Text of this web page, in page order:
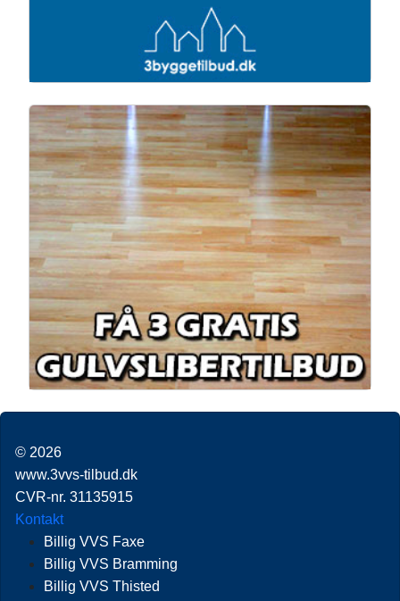
© 2026
www.3vvs-tilbud.dk
CVR-nr. 31135915
Kontakt
Billig VVS Faxe
Billig VVS Bramming
Billig VVS Thisted